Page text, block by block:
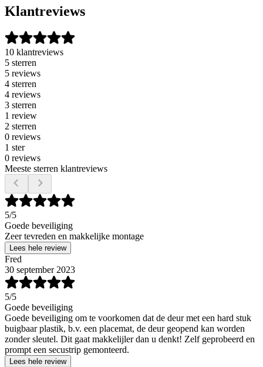
Klantreviews
10 klantreviews
5 sterren
5 reviews
4 sterren
4 reviews
3 sterren
1 review
2 sterren
0 reviews
1 ster
0 reviews
Meeste sterren klantreviews
5/5
Goede beveiliging
Zeer tevreden en makkelijke montage
Lees hele review
Fred
30 september 2023
5/5
Goede beveiliging
Goede beveiliging om te voorkomen dat de deur met een hard stuk
buigbaar plastik, b.v. een placemat, de deur geopend kan worden
zonder sleutel. Dit gaat makkelijler dan u denkt! Zelf geprobeerd en
prompt een secustrip gemonteerd.
Lees hele review